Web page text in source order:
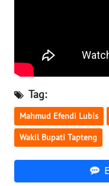
Tag:
Mahmud Efendi Lubis
Wakil Bupati Tapteng
WN
WN
KALTIM
WN